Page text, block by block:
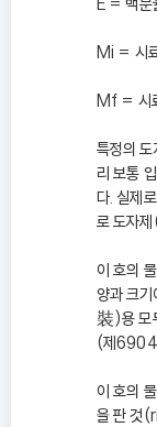
Mi = 시
Mf = 시
특정의
리 보통
다. 실제
로 도자
이 호의
양과 크
裝)용 모
(제
이 호의
을 판 것